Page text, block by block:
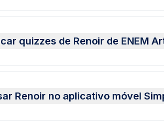
quizzes de Renoir de ENEM
Renoir no aplicativo móvel